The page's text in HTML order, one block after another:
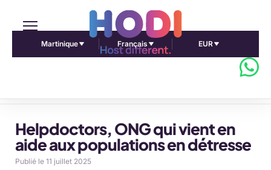
Martinique Français EUR
Helpdoctors, ONG qui vient en
aide aux populations en détresse
Publié le 11 juillet 2025